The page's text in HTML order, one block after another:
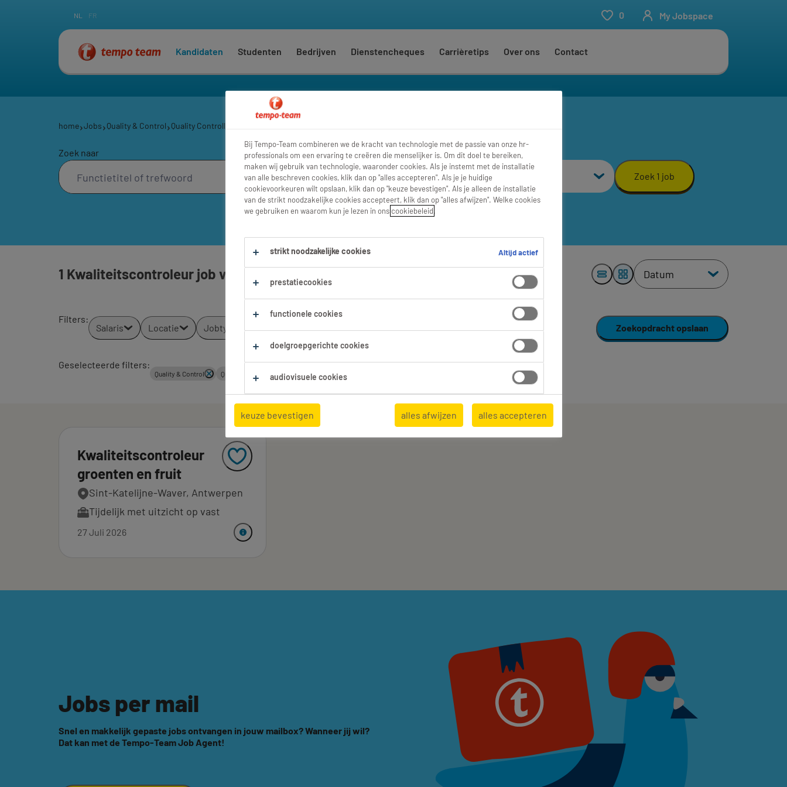
Kandidaten Studenten Bedrijven Dienstencheques Carrièretips Over ons Contact
0 My Jobspace
NL FR
home Jobs Quality & Control Quality Controllers
Zoek naar Waar Straal
Zoek 1 job
1 Kwaliteitscontroleur job voor je gevonden.
Filters:
Salaris Locatie Jobtypes Expertisedomein Alle filters Zoekopdracht opslaan
Geselecteerde filters:
Quality & Control Quality Controllers Kwaliteitscontroleur
Kwaliteitscontroleur
groenten en fruit
Sint-Katelijne-Waver, Antwerpen
Tijdelijk met uitzicht op vast
27 Juli 2026
Jobs per mail
Snel en makkelijk gepaste jobs ontvangen in jouw mailbox? Wanneer jij wil?
Dat kan met de Tempo-Team Job Agent!
Bij Tempo-Team combineren we de kracht van technologie met de passie van onze hr-
professionals om een ervaring te creëren die menselijker is. Om dit doel te bereiken,
maken wij gebruik van technologie, waaronder cookies. Als je instemt met de installatie
van alle beschreven cookies, klik dan op "alles accepteren". Als je je huidige
cookievoorkeuren wilt opslaan, klik dan op "keuze bevestigen". Als je alleen de installatie
van de strikt noodzakelijke cookies accepteert, klik dan op "alles afwijzen". Welke cookies
we gebruiken en waarom kun je lezen in onscookiebeleid.
strikt noodzakelijke cookies Altijd actief
prestatiecookies
functionele cookies
doelgroepgerichte cookies
audiovisuele cookies
keuze bevestigen alles afwijzen alles accepteren